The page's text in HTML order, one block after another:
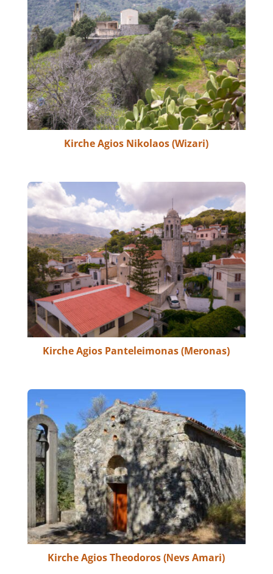
Kirche Agios Nikolaos (Wizari)
Kirche Agios Panteleimonas (Meronas)
Kirche Agios Theodoros (Νevs Amari)